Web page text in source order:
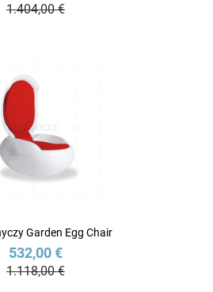
1.404,00 €
Garden Egg Chair
532,00 €
1.118,00 €